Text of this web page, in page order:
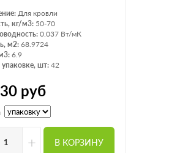
Для кровли
кг/м3: 50-70
0.037 Вт/мК
м2:68.9724
6.9
упаковке, шт: 42
руб
+ В КОРЗИНУ